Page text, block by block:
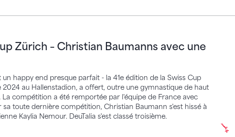
Zürich – Christian Baumanns avec une
happy end presque parfait - la 41e édition de la Swiss Cup
au Hallenstadion, a offert, outre une gymnastique de haut
compétition a été remportée par l'équipe de France avec
sa toute dernière compétition, Christian Baumann s'est hissé à
Kaylia Nemour. DeuTalia s'est classé troisième.
– Christian Baumanns avec une dernière réussie